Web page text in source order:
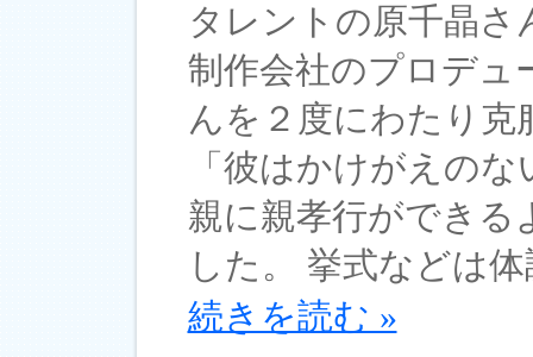
タレントの原千晶さ
制作会社のプロデュ
んを２度にわたり克
「彼はかけがえの
親に親孝行ができる
した。 挙式などは
続きを読む »